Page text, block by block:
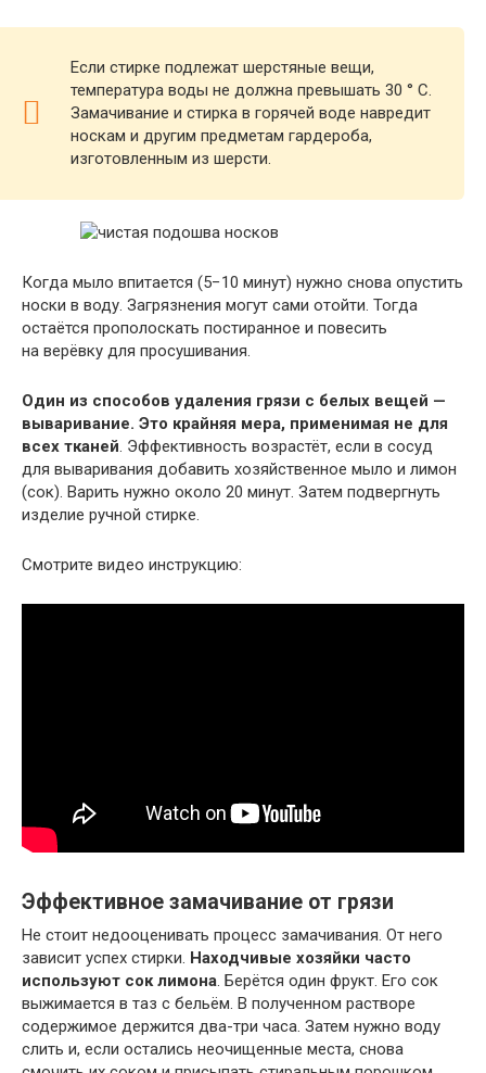
Если стирке подлежат шерстяные вещи,
температура воды не должна превышать 30 ° C.
Замачивание и стирка в горячей воде навредит
носкам и другим предметам гардероба,
изготовленным из шерсти.
Когда мыло впитается (5−10 минут) нужно снова опустить
носки в воду. Загрязнения могут сами отойти. Тогда
остаётся прополоскать постиранное и повесить
на верёвку для просушивания.
Один из способов удаления грязи с белых вещей —
вываривание. Это крайняя мера, применимая не для
всех тканей. Эффективность возрастёт, если в сосуд
для вываривания добавить хозяйственное мыло и лимон
(сок). Варить нужно около 20 минут. Затем подвергнуть
изделие ручной стирке.
Смотрите видео инструкцию:
Эффективное замачивание от грязи
Не стоит недооценивать процесс замачивания. От него
зависит успех стирки. Находчивые хозяйки часто
используют сок лимона. Берётся один фрукт. Его сок
выжимается в таз с бельём. В полученном растворе
содержимое держится два-три часа. Затем нужно воду
слить и, если остались неочищенные места, снова